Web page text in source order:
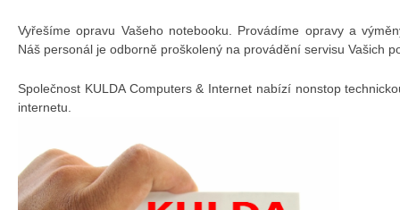
Vyřešíme opravu Vašeho notebooku. Provádíme opravy a
Náš personál je odborně proškolený na provádění servisu Vašich
Společnost KULDA Computers & Internet nabízí nonstop
internetu.